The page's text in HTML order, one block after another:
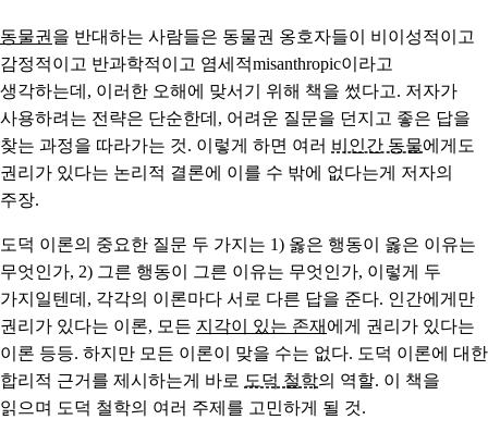
동물권 을 반대하는 사람들은 동물권 옹호자들이 비이성적이고
감정적이고 반과학적이고 염세적misanthropic이라고
생각하는데, 이러한 오해에 맞서기 위해 책을 썼다고. 저자가
사용하려는 전략은 단순한데, 어려운 질문을 던지고 좋은 답을
찾는 과정을 따라가는 것. 이렇게 하면 여러 비인간 동물에게도
권리가 있다는 논리적 결론에 이를 수 밖에 없다는게 저자의
주장.
도덕 이론의 중요한 질문 두 가지는 1) 옳은 행동이 옳은 이유는
무엇인가, 2) 그른 행동이 그른 이유는 무엇인가, 이렇게 두
가지일텐데, 각각의 이론마다 서로 다른 답을 준다. 인간에게만
권리가 있다는 이론, 모든 지각이 있는 존재 에게 권리가 있다는
이론 등등. 하지만 모든 이론이 맞을 수는 없다. 도덕 이론에 대한
합리적 근거를 제시하는게 바로 도덕 철학의 역할. 이 책을
읽으며 도덕 철학의 여러 주제를 고민하게 될 것.